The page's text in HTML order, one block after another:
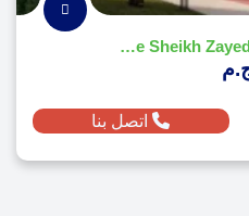
كمبوند بلس جيت الشيخ زايد - Bliss Gate Sheikh Zayed
اتصل بنا